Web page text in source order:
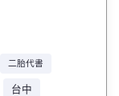
二胎代書
台中